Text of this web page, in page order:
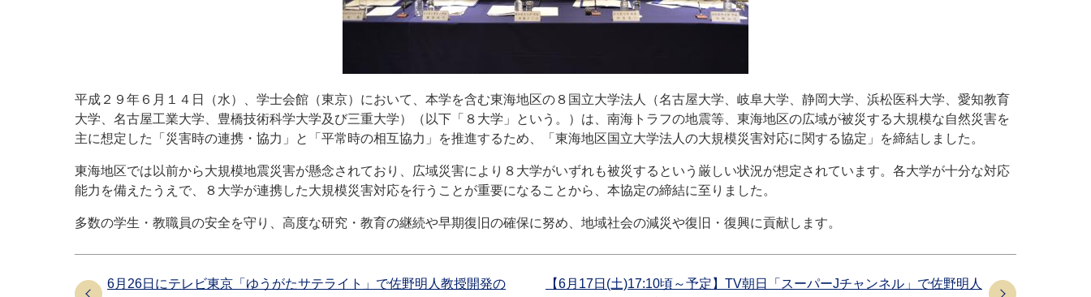
平成２９年６月１４日（水）、学士会館（東京）において、本学を含む東海地区の８国立大学法人（名古屋大学、岐阜大学、静岡大学、浜松医科大学、愛知教育
大学、名古屋工業大学、豊橋技術科学大学及び三重大学）（以下「８大学」という。）は、南海トラフの地震等、東海地区の広域が被災する大規模な自然災害を
主に想定した「災害時の連携・協力」と「平常時の相互協力」を推進するため、「東海地区国立大学法人の大規模災害対応に関する協定」を締結しました。
東海地区では以前から大規模地震災害が懸念されており、広域災害により８大学がいずれも被災するという厳しい状況が想定されています。各大学が十分な対応
能力を備えたうえで、８大学が連携した大規模災害対応を行うことが重要になることから、本協定の締結に至りました。
多数の学生・教職員の安全を守り、高度な研究・教育の継続や早期復旧の確保に努め、地域社会の減災や復旧・復興に貢献します。
6月26日にテレビ東京「ゆうがたサテライト」で佐野明人教授開発の
【6月17日(土)17:10頃～予定】TV朝日「スーパーJチャンネル」で佐野明人